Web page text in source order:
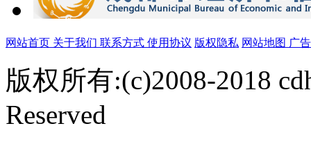
网站首页 关于我们 联系方式 使用协议 版权隐私 网站地图 广
版权所有:(c)2008-2018
Reserved